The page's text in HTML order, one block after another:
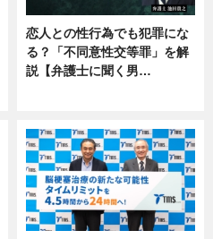
恋人との性行為でも犯罪にな
る？「不同意性交等罪」を解
説【弁護士に聞く男…